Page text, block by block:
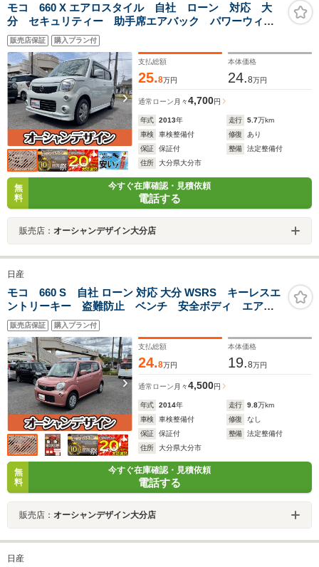
モコ 660 X エアロスタイル 自社 ローン 対応 大
分 セキュリティー 助手席エアバック パワーウィン
ドウ パワステ キーフリー オートエアコン 運転席
エアバッグ ベンチシート アイドリングストップ 衝
突安全ボディ ABS
販売店保証 購入プラン付
支払総額
25.8万円
本体価格
24.8万円
通常ローン 月々4,700円
年式 2013年 走行 5.7万km
車検
車検整備付 修復
あり
保証
保証付 整備
法定整備付
住所
大分県大分市
無
料
今すぐ在庫確認・見積依頼
電話する
販売店： オーシャンデザイン大分店
日産
モコ 660 S 自社 ローン 対応 大分 WSRS キーレスエ
ントリーキー 盗難防止 ベンチ 安全ボディ エアコ
ン パワーウィンドウ アイドリングストップ 運転席
エアバック ABS パワステ スマートエントリー
販売店保証 購入プラン付
支払総額
24.8万円
本体価格
19.8万円
通常ローン 月々4,500円
年式 2014年 走行 9.8万km
車検
車検整備付 修復
なし
保証
保証付 整備
法定整備付
住所
大分県大分市
無
料
今すぐ在庫確認・見積依頼
電話する
販売店： オーシャンデザイン大分店
日産